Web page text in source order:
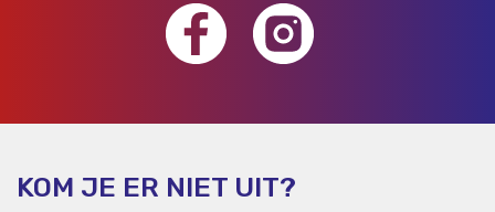
KOM JE ER NIET UIT?